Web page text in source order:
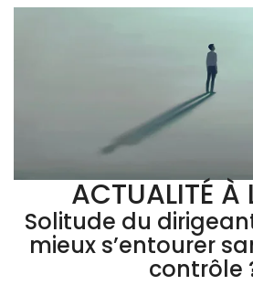
ACTUALITÉ À
Solitude du
mieux s’entourer
contrôle